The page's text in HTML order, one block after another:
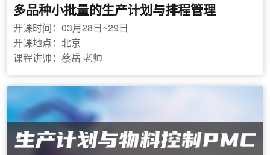
多品种小批量的生产计划与排程管理
开课时间：03月28日~29日
开课地点：北京
课程讲师：蔡岳 老师